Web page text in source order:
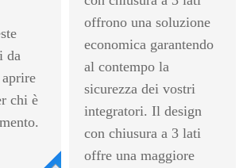
da
chi è
offrono una soluzione
economica garantendo
al contempo la
sicurezza dei vostri
integratori. Il design
con chiusura a 3 lati
offre una maggiore